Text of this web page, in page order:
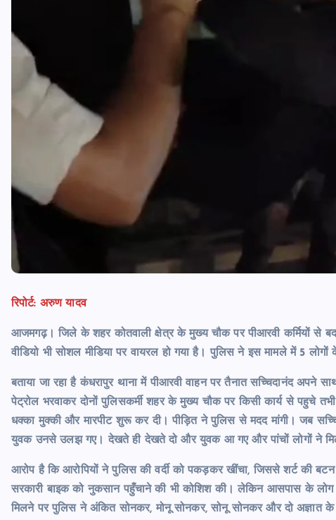
रिपोर्ट: अरुण यादव
आजमगढ़। जिले के शहर कोतवाली क्षेत्र के मुख्य चौक पर पीआरवी कर्मियों से
वीडियो भी सोशल मीडिया पर वायरल हो गया है। पुलिस ने इस मामले में 5
बताया जा रहा है कंधरापुर थाना में पीआरवी वाहन पर तैनात सच्चिदानंद अपने
पेट्रोल भरवाकर दोनों पुलिसकर्मी शहर के मुख्य चौक पर किसी कार्य से पहुचे
धक्का मुक्की और मारपीट शुरू कर दी। पीड़ित ने पुलिस से मदद मांगी। जब
युवक उनसे उलझ गए। देखते ही देखते दो और युवक आ गए और पांचों लोगों ने
आरोप है कि आरोपियों ने पुलिस की वर्दी को पकड़कर खींचा, जिससे शर्ट की
सरकारी बाइक को नुकसान पहुँचाने की भी कोशिश की। लेकिन आसपास के लोग
मिलने पर पुलिस ने अंकित सोनकर, मोनू सोनकर, सोनू सोनकर और दो अज्ञात के